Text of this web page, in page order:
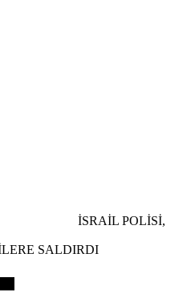
İSRAİL POLİSİ,